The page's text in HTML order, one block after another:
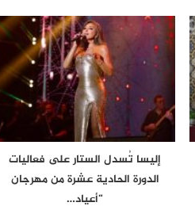
إليسا تُسدل الستار على فعاليات
الدورة الحادية عشرة من مهرجان
“أعياد…